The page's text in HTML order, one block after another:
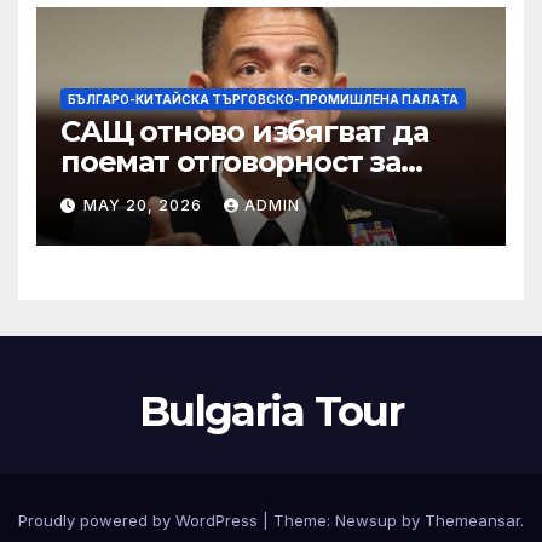
изкупуване: Хоп
БЪЛГАРО-КИТАЙСКА ТЪРГОВСКО-ПРОМИШЛЕНА ПАЛAТА
САЩ отново избягват да
поемат отговорност за
нападението в училище в
Иран, при което загинаха
155 души
MAY 20, 2026 ADMIN
Bulgaria Tour
Proudly powered by WordPress Theme: Newsup by Themeansar.